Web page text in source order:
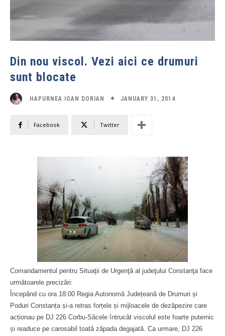
Din nou viscol. Vezi aici ce drumuri
sunt blocate
HAPURNEA IOAN DORIAN JANUARY 31, 2014
Facebook Twitter
Comandamentul pentru Situaţii de Urgenţă al judeţului Constanţa face
următoarele precizări:
Începând cu ora 18:00 Regia Autonomă Județeană de Drumuri și
Poduri Constanța și-a retras forțele și mijloacele de dezăpezire care
acționau pe DJ 226 Corbu-Săcele întrucât viscolul este foarte puternic
și readuce pe carosabil toată zăpada degajată. Ca urmare, DJ 226